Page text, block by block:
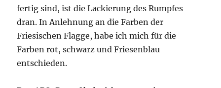
fertig sind, ist die Lackierung des Rumpfes
dran. In Anlehnung an die Farben der
Friesischen Flagge, habe ich mich für die
Farben rot, schwarz und Friesenblau
entschieden.